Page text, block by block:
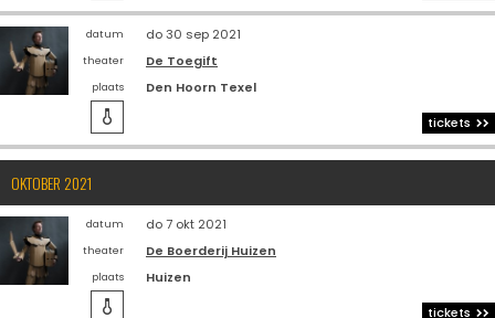
datum do 30 sep 2021
theater De Toegift
plaats Den Hoorn Texel
 tickets
OKTOBER 2021
datum do 7 okt 2021
theater De Boerderij Huizen
plaats Huizen
 tickets